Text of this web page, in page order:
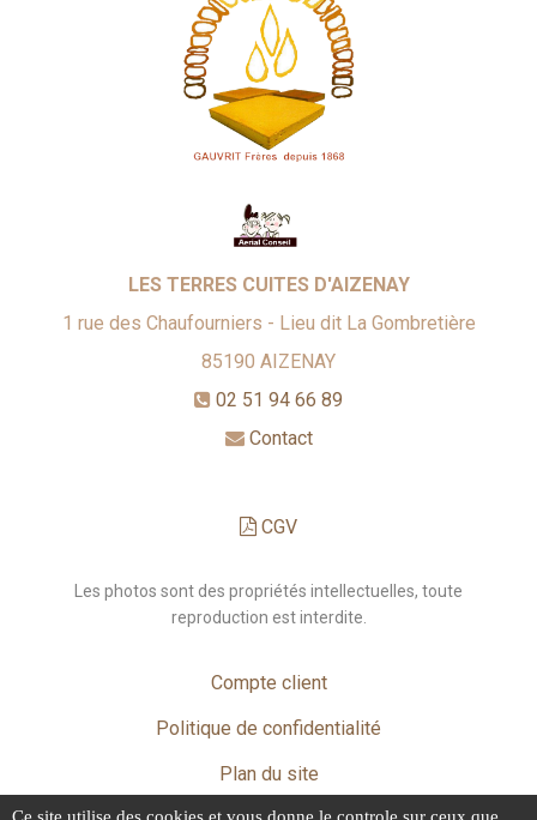
LES TERRES CUITES D'AIZENAY
1 rue des Chaufourniers - Lieu dit La Gombretière
85190 AIZENAY
02 51 94 66 89
Contact
CGV
Les photos sont des propriétés intellectuelles, toute
reproduction est interdite.
Compte client
Politique de confidentialité
Plan du site